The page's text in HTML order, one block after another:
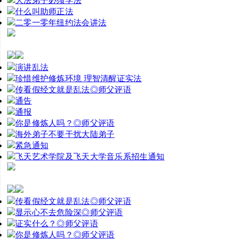
什么叫助师正法
二零一零年纽约法会讲法
演讲乱法
珍惜维护修炼环境 理智清醒证实法
传看假经文就是乱法◎师父评语
通告
通报
你是修炼人吗？◎师父评语
海外弟子不要干扰大陆弟子
紧急通知
飞天艺术学院及飞天大学音乐系招生通知
传看假经文就是乱法◎师父评语
显示心不去危险深◎师父评语
证实什么？◎师父评语
你是修炼人吗？◎师父评语